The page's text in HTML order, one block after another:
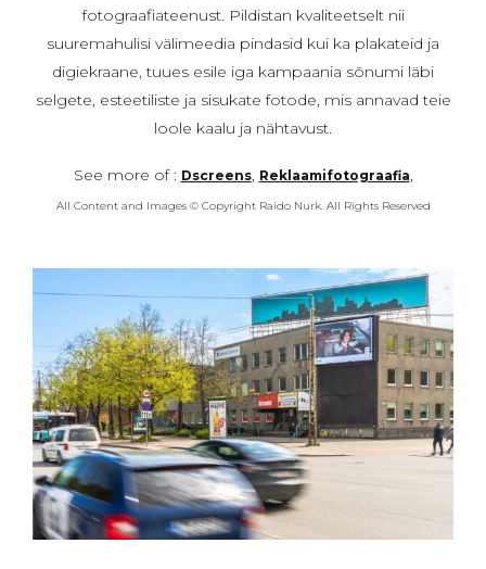
fotograafiateenust. Pildistan kvaliteetselt nii
suuremahulisi välimeedia pindasid kui ka plakateid ja
digiekraane, tuues esile iga kampaania sõnumi läbi
selgete, esteetiliste ja sisukate fotode, mis annavad teie
loole kaalu ja nähtavust.
See more of : Dscreens, Reklaamifotograafia,
All Content and Images © Copyright Raido Nurk. All Rights Reserved